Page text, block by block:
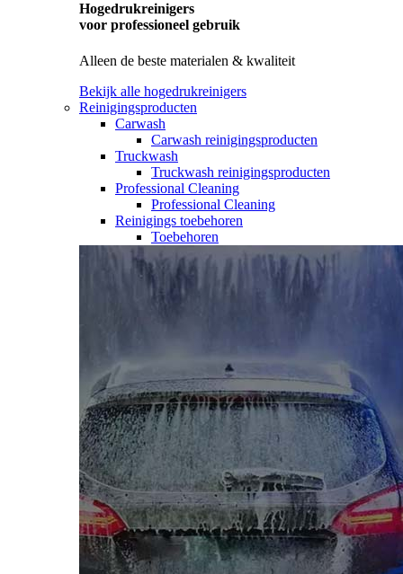
Hogedrukreinigers
voor professioneel gebruik
Alleen de beste materialen & kwaliteit
Bekijk alle hogedrukreinigers
Reinigingsproducten
Carwash
Carwash reinigingsproducten
Truckwash
Truckwash reinigingsproducten
Professional Cleaning
Professional Cleaning
Reinigings toebehoren
Toebehoren